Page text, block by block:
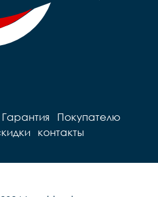
Гарантия
Покупателю
контакты